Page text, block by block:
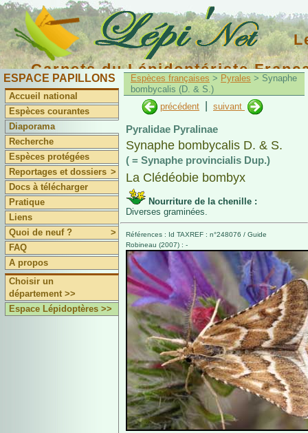
Carnets du Lépidoptériste
ESPACE PAPILLONS
Accueil national
Espèces courantes
Diaporama
Recherche
Espèces protégées
Reportages et dossiers >
Docs à télécharger
Pratique
Liens
Quoi de neuf ?
>
FAQ
A propos
Choisir un
département >>
Espace Lépidoptères >>
Espèces françaises > Pyrales > Synaphe
bombycalis (D. & S.)
précédent
suivant
Pyralidae Pyralinae
Synaphe bombycalis D. & S.
( = Synaphe provincialis Dup.)
La Clédéobie bombyx
Nourriture de la chenille :
Diverses graminées.
Références : Id TAXREF : n°248076 / Guide
Robineau (2007) : -